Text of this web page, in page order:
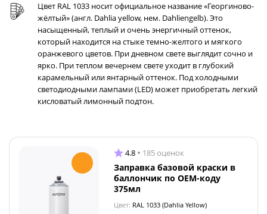
Цвет RAL 1033 носит официальное название «Георгиново-
жёлтый» (англ. Dahlia yellow, нем. Dahliengelb). Это
насыщенный, теплый и очень энергичный оттенок,
который находится на стыке темно-желтого и мягкого
оранжевого цветов. При дневном свете выглядит сочно и
ярко. При теплом вечернем свете уходит в глубокий
карамельный или янтарный оттенок. Под холодными
светодиодными лампами (LED) может приобретать легкий
кисловатый лимонный подтон.
4.8 185 оценок
Заправка базовой краски в
баллончик по OEM-коду
375мл
Цвет: RAL 1033 (Dahlia Yellow)